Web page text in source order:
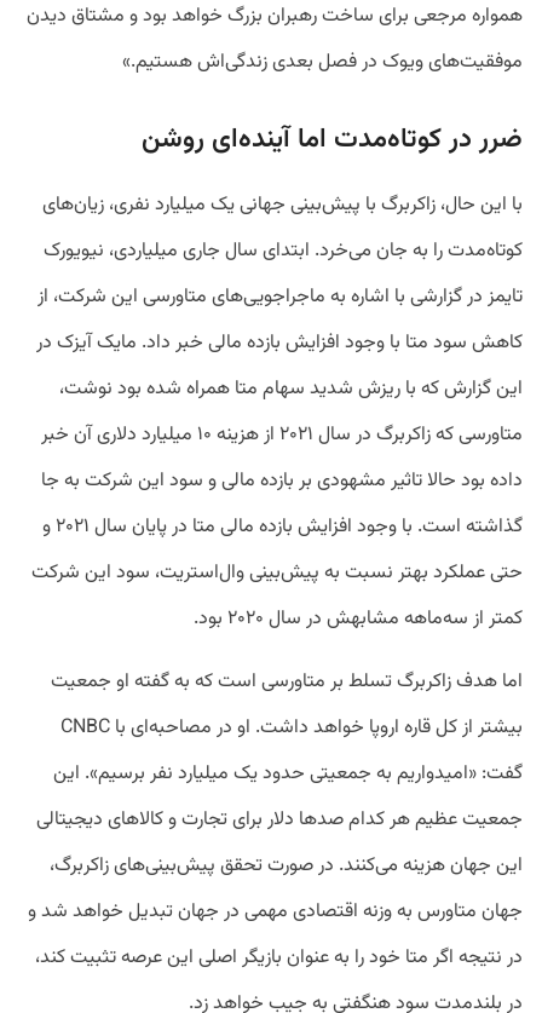
همواره مرجعی برای ساخت رهبران بزرگ خواهد بود و مشتاق دیدن
موفقیت‌های ویوک در فصل بعدی‌ زندگی‌اش هستیم.»
ضرر در کوتاه‌مدت اما آینده‌ای روشن
با این حال، زاکربرگ با پیش‌بینی جهانی یک میلیارد نفری، زیان‌های
کوتاه‌مدت را به جان می‌خرد. ابتدای سال جاری میلیاردی، نیویورک
تایمز در گزارشی با اشاره به ماجراجویی‌های متاورسی این شرکت، از
کاهش سود متا با وجود افزایش بازده مالی خبر داد. مایک آیزک در
این گزارش که با ریزش شدید سهام متا همراه شده بود نوشت،
متاورسی که زاکربرگ در سال ۲۰۲۱ از هزینه ۱۰ میلیارد دلاری آن خبر
داده بود حالا تاثیر مشهودی بر بازده مالی و سود این شرکت به جا
گذاشته است. با وجود افزایش بازده مالی متا در پایان سال ۲۰۲۱ و
حتی عملکرد بهتر نسبت به پیش‌بینی وال‌استریت، سود این شرکت
کمتر از سه‌ماهه مشابهش در سال ۲۰۲۰ بود.
اما هدف زاکربرگ تسلط بر متاورسی است که به گفته او جمعیت
بیشتر از کل قاره اروپا خواهد داشت. او در مصاحبه‌‌ای با CNBC
گفت: «امیدواریم به جمعیتی حدود یک میلیارد نفر برسیم». این
جمعیت عظیم هر کدام صدها دلار برای تجارت و کالاهای دیجیتالی
این جهان هزینه می‌کنند. در صورت تحقق پیش‌بینی‌های زاکربرگ،
جهان متاورس به وزنه اقتصادی مهمی در جهان تبدیل خواهد شد و
در نتیجه اگر متا خود را به عنوان بازیگر اصلی این عرصه تثبیت کند،
در بلندمدت سود هنگفتی به جیب خواهد زد.